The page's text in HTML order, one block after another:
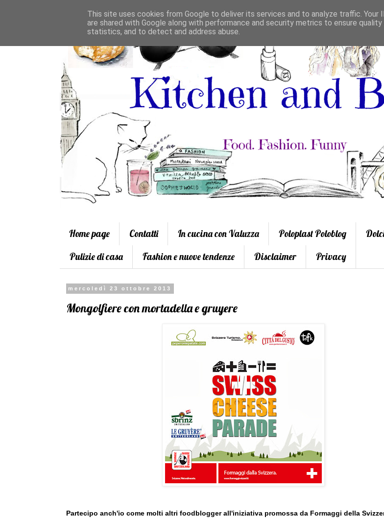
Home page Contatti In cucina con Valuzza Poloplast Poloblog
Pulizie di casa
Fashion e nuove tendenze Disclaimer Privacy
mercoledì 23 ottobre 2013
Mongolfiere con mortadella e gruyere
Partecipo anch'io come molti altri foodblogger all'iniziativa promossa da Formaggi della
This site uses cookies from Google to deliver its services and to analyze traffic. Your
are shared with Google along with performance and security metrics to ensure
statistics, and to detect and address abuse.